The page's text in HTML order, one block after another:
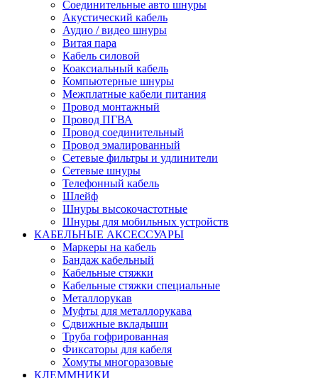
Соединительные авто шнуры
Акустический кабель
Аудио / видео шнуры
Витая пара
Кабель силовой
Коаксиальный кабель
Компьютерные шнуры
Межплатные кабели питания
Провод монтажный
Провод ПГВА
Провод соединительный
Провод эмалированный
Сетевые фильтры и удлинители
Сетевые шнуры
Телефонный кабель
Шлейф
Шнуры высокочастотные
Шнуры для мобильных устройств
КАБЕЛЬНЫЕ АКСЕССУАРЫ
Маркеры на кабель
Бандаж кабельный
Кабельные стяжки
Кабельные стяжки специальные
Металлорукав
Муфты для металлорукава
Сдвижные вкладыши
Труба гофрированная
Фиксаторы для кабеля
Хомуты многоразовые
КЛЕММНИКИ